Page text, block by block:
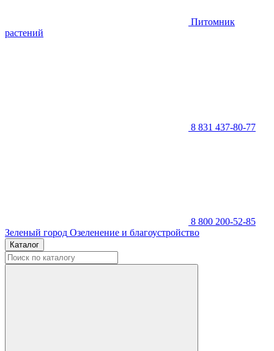
Питомник
растений
8 831 437-80-77
8 800 200-52-85
Зеленый город Озеленение и благоустройство
Каталог